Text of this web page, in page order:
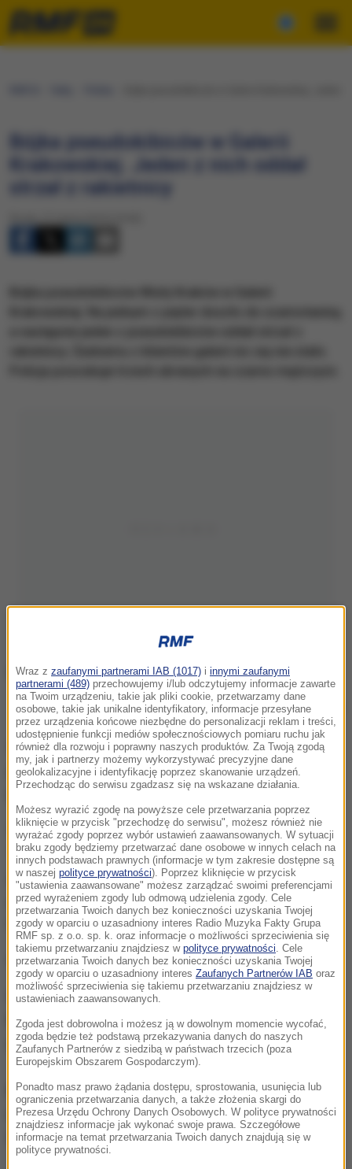
Bójka pseudokibiców w Galerii
Krakowskiej. Jeden z nich oddał
strzał z rakietnicy
Galeria Krakowska. Zdj. ilustracyjne
Na miejscu bardzo szybko pojawiły się duże siły
policji- mówi nam rzeczniczka małopolskich
policjantów Katarzyna Cisło.
Policjanci zabezpieczają teren, trwają oględziny.
Trwa rozmowa z osobami, które były w tym czasie w
galerii. Zabezpieczamy również monitoring, który na
pewno pomoże w identyfikacji sprawców - podkreśla
Cisło.
Galeria nie została ewakuowana.
Gorąca Linia RMF FMjest do Waszej dyspozycji!
Przez całą dobę czekamy na informacje od Was,
zdjęcia i filmy.
Możecie dzwonić, wysyłać SMS-y lub MMS-y na
numer 600 700 800, pisać na adres mailowy
fakty@rmf.fmalbo skorzystać zformularza WWW
Wraz z zaufanymi partnerami IAB (1017) i innymi zaufanymi
partnerami (489) przechowujemy i/lub odczytujemy informacje zawarte
na Twoim urządzeniu, takie jak pliki cookie, przetwarzamy dane
osobowe, takie jak unikalne identyfikatory, informacje przesyłane
przez urządzenia końcowe niezbędne do personalizacji reklam i treści,
udostępnienie funkcji mediów społecznościowych pomiaru ruchu jak
również dla rozwoju i poprawny naszych produktów. Za Twoją zgodą
my, jak i partnerzy możemy wykorzystywać precyzyjne dane
geolokalizacyjne i identyfikację poprzez skanowanie urządzeń.
Przechodząc do serwisu zgadzasz się na wskazane działania.
Możesz wyrazić zgodę na powyższe cele przetwarzania poprzez
kliknięcie w przycisk "przechodzę do serwisu", możesz również nie
wyrażać zgody poprzez wybór ustawień zaawansowanych. W sytuacji
braku zgody będziemy przetwarzać dane osobowe w innych celach na
innych podstawach prawnych (informacje w tym zakresie dostępne są
w naszej polityce prywatności). Poprzez kliknięcie w przycisk
"ustawienia zaawansowane" możesz zarządzać swoimi preferencjami
przed wyrażeniem zgody lub odmową udzielenia zgody. Cele
przetwarzania Twoich danych bez konieczności uzyskania Twojej
zgody w oparciu o uzasadniony interes Radio Muzyka Fakty Grupa
RMF sp. z o.o. sp. k. oraz informacje o możliwości sprzeciwienia się
takiemu przetwarzaniu znajdziesz w polityce prywatności. Cele
przetwarzania Twoich danych bez konieczności uzyskania Twojej
zgody w oparciu o uzasadniony interes Zaufanych Partnerów IAB oraz
możliwość sprzeciwienia się takiemu przetwarzaniu znajdziesz w
ustawieniach zaawansowanych.
Zgoda jest dobrowolna i możesz ją w dowolnym momencie wycofać,
zgoda będzie też podstawą przekazywania danych do naszych
Zaufanych Partnerów z siedzibą w państwach trzecich (poza
Europejskim Obszarem Gospodarczym).
Ponadto masz prawo żądania dostępu, sprostowania, usunięcia lub
ograniczenia przetwarzania danych, a także złożenia skargi do
Prezesa Urzędu Ochrony Danych Osobowych. W polityce prywatności
znajdziesz informacje jak wykonać swoje prawa. Szczegółowe
informacje na temat przetwarzania Twoich danych znajdują się w
polityce prywatności.